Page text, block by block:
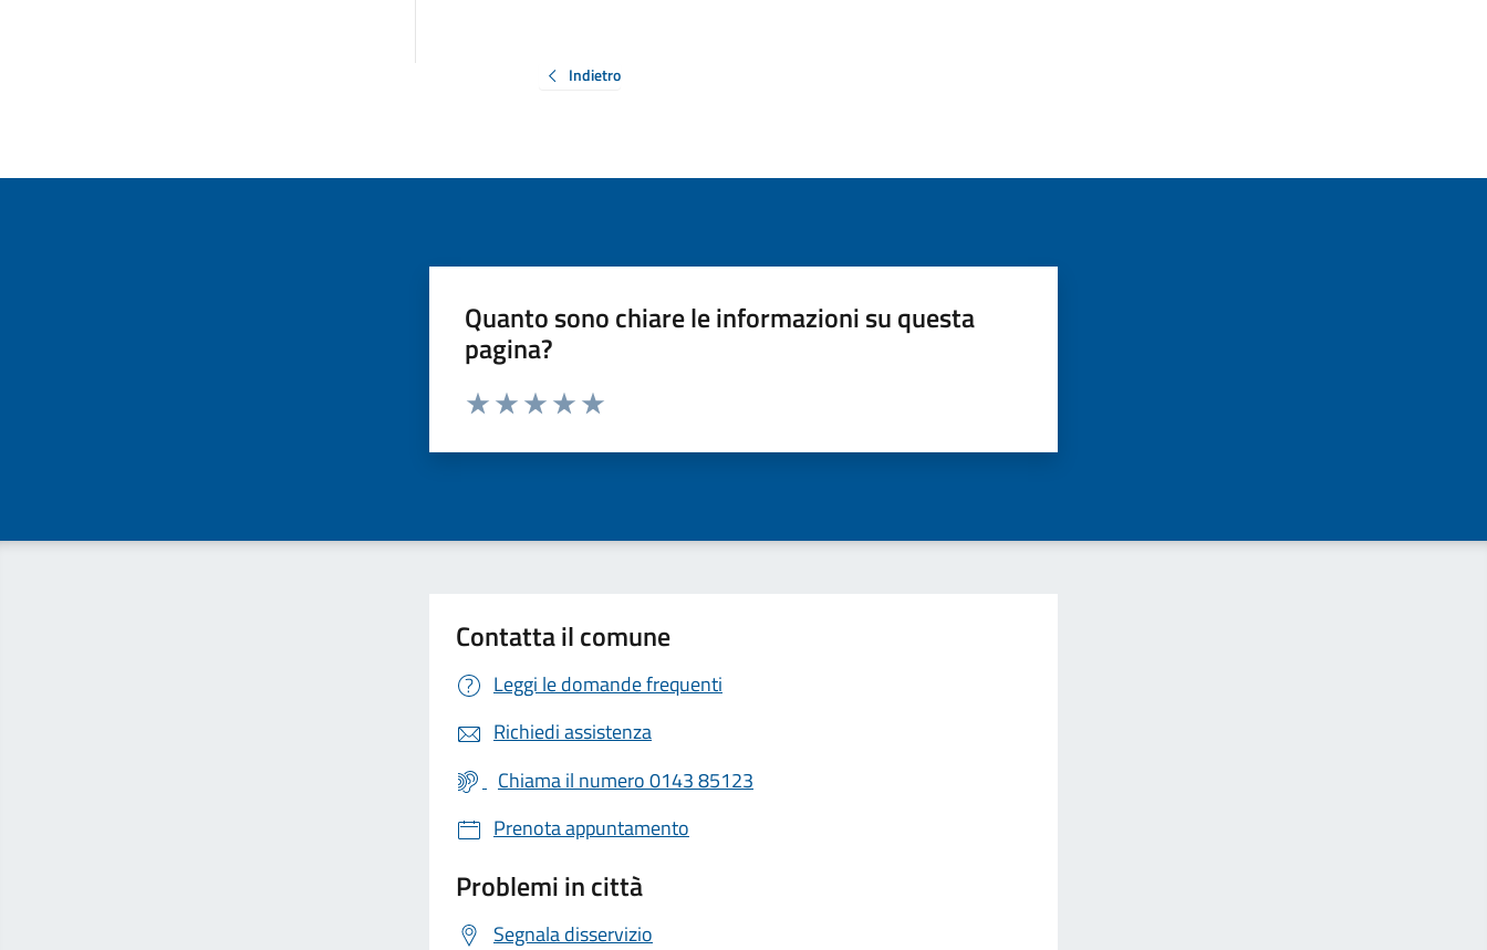
Indietro
Quanto sono chiare le informazioni su questa
pagina?
Valuta da 1 a 5 stelle la pagina
Contatta il comune
Leggi le domande frequenti
Richiedi assistenza
Chiama il numero 0143 85123
Prenota appuntamento
Problemi in città
Segnala disservizio